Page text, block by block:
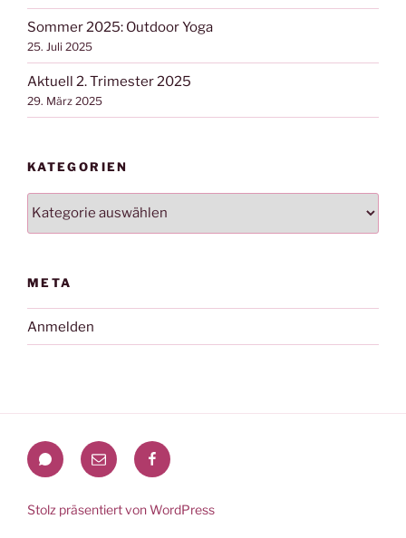
Sommer 2025: Outdoor Yoga
25. Juli 2025
Aktuell 2. Trimester 2025
29. März 2025
KATEGORIEN
META
Anmelden
WhatsAppMail Facebook
Stolz präsentiert von WordPress